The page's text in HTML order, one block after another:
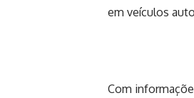
em veículos
Com